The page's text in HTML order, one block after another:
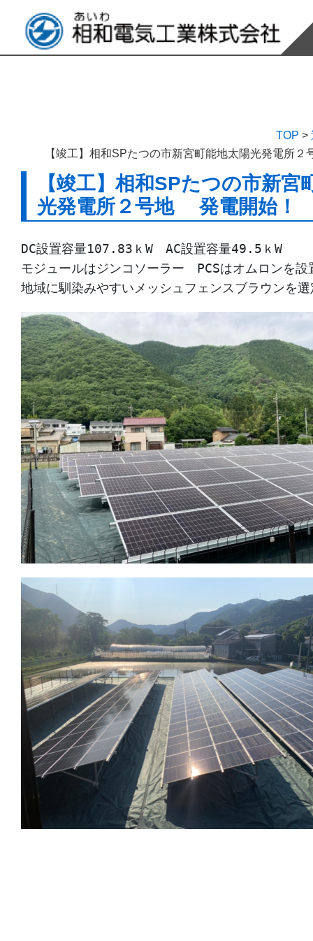
TOP >
【竣工】相和SPたつの市新宮町能地太陽光発電所
【竣工】相和SPたつの市新宮
光発電所２号地 発電開始！
DC設置容量107.83ｋW　AC設置容量49.5ｋW
モジュールはジンコソーラー　PCSはオムロンを設
地域に馴染みやすいメッシュフェンスブラウンを